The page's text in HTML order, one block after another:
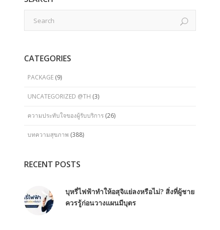
CATEGORIES
PACKAGE (9)
UNCATEGORIZED @TH (3)
ความประทับใจของผู้รับบริการ (26)
บทความสุขภาพ (388)
RECENT POSTS
บุหรี่ไฟฟ้าทำให้อสุจิแย่ลงหรือไม่? สิ่งที่ผู้ชาย
ควรรู้ก่อนวางแผนมีบุตร